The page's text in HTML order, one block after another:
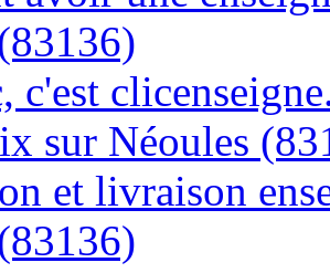
c'est
sur Néoules
et livraison